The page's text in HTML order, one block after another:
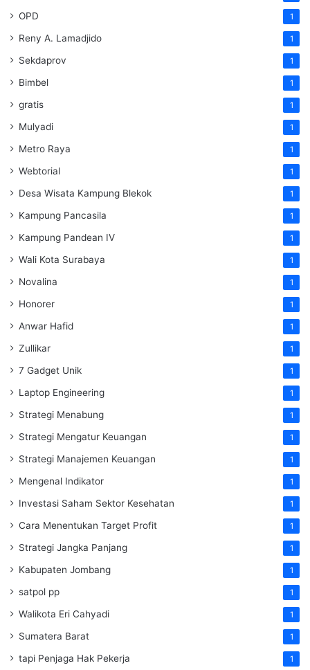
OPD 1
Reny A. Lamadjido 1
Sekdaprov 1
Bimbel 1
gratis 1
Mulyadi 1
Metro Raya 1
Webtorial 1
Desa Wisata Kampung Blekok 1
Kampung Pancasila 1
Kampung Pandean IV 1
Wali Kota Surabaya 1
Novalina 1
Honorer 1
Anwar Hafid 1
Zullikar 1
7 Gadget Unik 1
Laptop Engineering 1
Strategi Menabung 1
Strategi Mengatur Keuangan 1
Strategi Manajemen Keuangan 1
Mengenal Indikator 1
Investasi Saham Sektor Kesehatan 1
Cara Menentukan Target Profit 1
Strategi Jangka Panjang 1
Kabupaten Jombang 1
satpol pp 1
Walikota Eri Cahyadi 1
Sumatera Barat 1
tapi Penjaga Hak Pekerja 1